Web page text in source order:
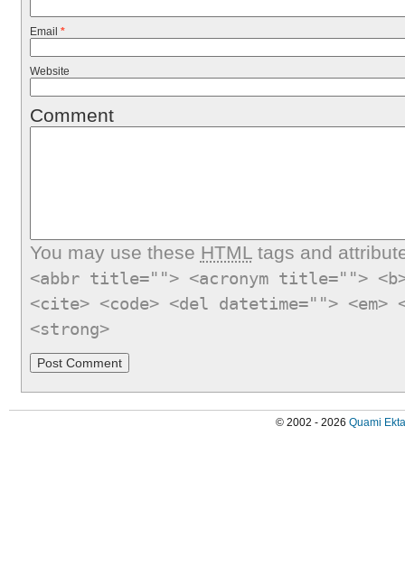
Email *
Website
Comment
You may use these HTMLtags and
<abbr title=""> <acronym title="">
<cite> <code> <del datetime="">
<strong>
© 2002 - 2026 Quami